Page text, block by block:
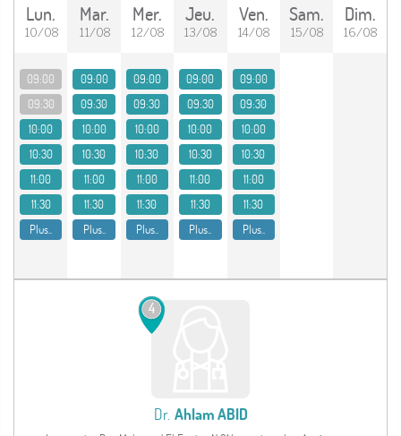
lun.
10/08
mar.
11/08
mer.
12/08
jeu.
13/08
ven.
14/08
sam.
15/08
dim.
16/08
09:00
09:30
10:00
10:30
11:00
11:30
Plus..
09:00
09:30
10:00
10:30
11:00
11:30
Plus..
09:00
09:30
10:00
10:30
11:00
11:30
Plus..
09:00
09:30
10:00
10:30
11:00
11:30
Plus..
09:00
09:30
10:00
10:30
11:00
11:30
Plus..
4
Dr. Ahlam ABID